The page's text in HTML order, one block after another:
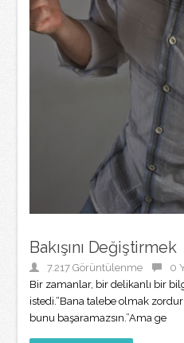
Bakışını Değiştirmek
7.217 Görüntülenme
0
Bir zamanlar, bir delikanlı bir
istedi.“Bana talebe olmak
bunu başaramazsın.”Ama ge